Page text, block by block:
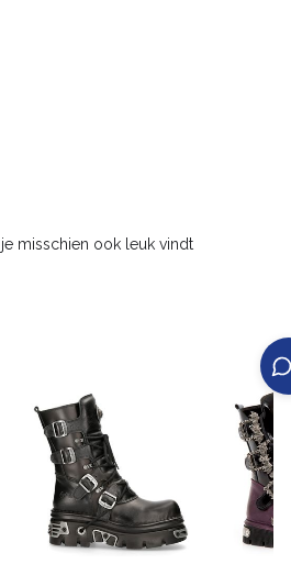
misschien ook leuk vindt